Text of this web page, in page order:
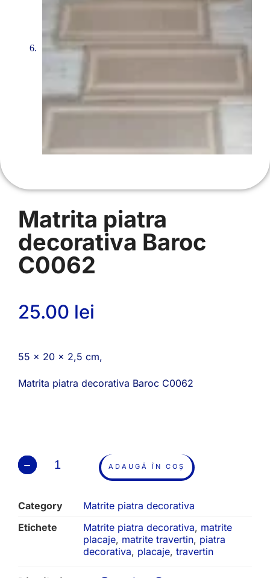
Matrita piatra
decorativa Baroc
C0062
25.00 lei
55 x 20 x 2,5 cm,
Matrita piatra decorativa Baroc C0062
ADAUGĂ ÎN COȘ
Category
Matrite piatra decorativa
Etichete
Matrite piatra decorativa, matrite
placaje, matrite travertin, piatra
decorativa, placaje, travertin